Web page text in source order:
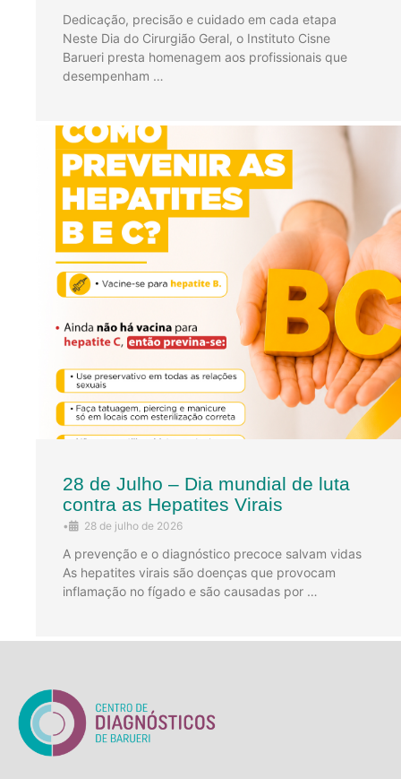
Dedicação, precisão e cuidado em cada etapa
Neste Dia do Cirurgião Geral, o Instituto Cisne
Barueri presta homenagem aos profissionais que
desempenham …
28 de Julho – Dia mundial de luta
contra as Hepatites Virais
• 28 de julho de 2026
A prevenção e o diagnóstico precoce salvam vidas
As hepatites virais são doenças que provocam
inflamação no fígado e são causadas por …